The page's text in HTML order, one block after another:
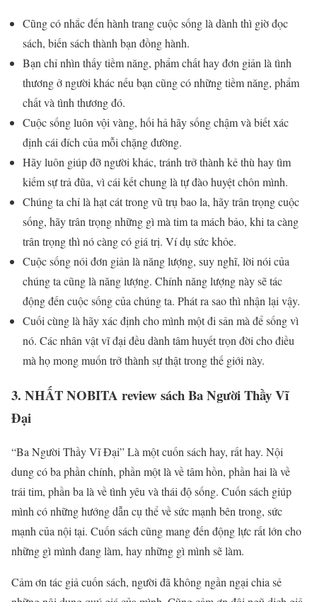
Cũng có nhắc đến hành trang cuộc sống là dành thì giờ đọc
sách, biến sách thành bạn đồng hành.
Bạn chỉ nhìn thấy tiềm năng, phẩm chất hay đơn giản là tình
thương ở người khác nếu bạn cũng có những tiềm năng, phẩm
chất và tình thương đó.
Cuộc sống luôn vội vàng, hối hả hãy sống chậm và biết xác
định cái đích của mỗi chặng đường.
Hãy luôn giúp đỡ người khác, tránh trở thành kẻ thù hay tìm
kiếm sự trả đũa, vì cái kết chung là tự đào huyệt chôn mình.
Chúng ta chỉ là hạt cát trong vũ trụ bao la, hãy trân trọng cuộc
sống, hãy trân trọng những gì mà tim ta mách bảo, khi ta càng
trân trọng thì nó càng có giá trị. Ví dụ sức khỏe.
Cuộc sống nói đơn giản là năng lượng, suy nghĩ, lời nói của
chúng ta cũng là năng lượng. Chính năng lượng này sẽ tác
động đến cuộc sống của chúng ta. Phát ra sao thì nhận lại vậy.
Cuối cùng là hãy xác định cho mình một đi sản mà để sống vì
nó. Các nhân vật vĩ đại đều dành tâm huyết trọn đời cho điều
mà họ mong muốn trở thành sự thật trong thế giới này.
3. NHẤT NOBITA review sách Ba Người Thầy Vĩ
Đại
“Ba Người Thầy Vĩ Đại” Là một cuốn sách hay, rất hay. Nội
dung có ba phần chính, phần một là về tâm hồn, phần hai là về
trái tim, phần ba là về tình yêu và thái độ sống. Cuốn sách giúp
mình có những hướng dẫn cụ thể về sức mạnh bên trong, sức
mạnh của nội tại. Cuốn sách cũng mang đến động lực rất lớn cho
những gì mình đang làm, hay những gì mình sẽ làm.
Cảm ơn tác giả cuốn sách, người đã không ngần ngại chia sẻ